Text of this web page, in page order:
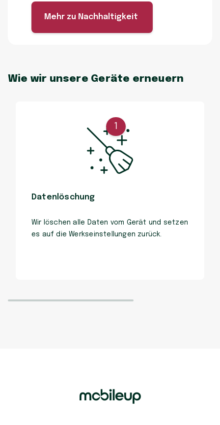
Mehr zu Nachhaltigkeit
Wie wir unsere Geräte erneuern
Datenlöschung
Wir löschen alle Daten vom Gerät und setzen
es auf die Werkseinstellungen zurück.